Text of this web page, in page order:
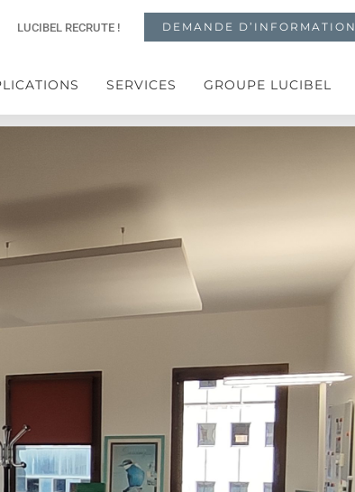
LUCIBEL RECRUTE ! DEMANDE D’INFORMATION
SERVICES GROUPE LUCIBEL